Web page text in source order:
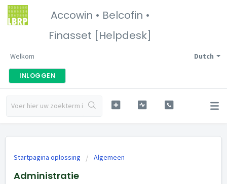
Accowin • Belcofin •
Finasset [Helpdesk]
Dutch
Welkom
INLOGGEN
Startpagina oplossing Algemeen
Administratie